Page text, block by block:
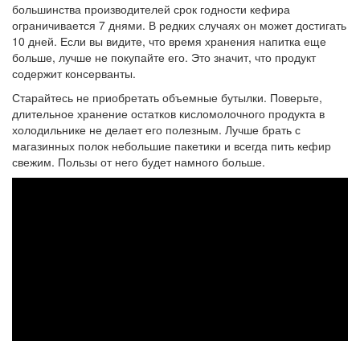
большинства производителей срок годности кефира
ограничивается 7 днями. В редких случаях он может достигать
10 дней. Если вы видите, что время хранения напитка еще
больше, лучше не покупайте его. Это значит, что продукт
содержит консерванты.
Старайтесь не приобретать объемные бутылки. Поверьте,
длительное хранение остатков кисломолочного продукта в
холодильнике не делает его полезным. Лучше брать с
магазинных полок небольшие пакетики и всегда пить кефир
свежим. Пользы от него будет намного больше.